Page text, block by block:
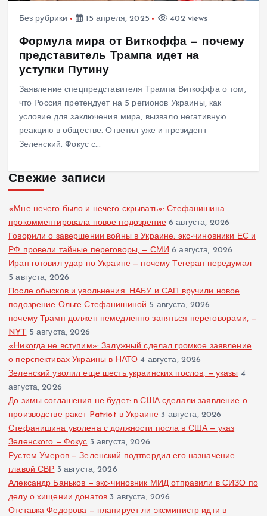
Без рубрики 15 апреля, 2025 402 views
Формула мира от Виткоффа — почему
представитель Трампа идет на
уступки Путину
Заявление спецпредставителя Трампа Виткоффа о том,
что Россия претендует на 5 регионов Украины, как
условие для заключения мира, вызвало негативную
реакцию в обществе. Ответил уже и президент
Зеленский. Фокус с…
Свежие записи
«Мне нечего было и нечего скрывать»: Стефанишина
прокомментировала новое подозрение 6 августа, 2026
Говорили о завершении войны в Украине: экс-чиновники ЕС и
РФ провели тайные переговоры, — СМИ 6 августа, 2026
Иран готовил удар по Украине — почему Тегеран передумал
5 августа, 2026
После обысков и увольнения: НАБУ и САП вручили новое
подозрение Ольге Стефанишиной 5 августа, 2026
почему Трамп должен немедленно заняться переговорами, —
NYT 5 августа, 2026
«Никогда не вступим»: Залужный сделал громкое заявление
о перспективах Украины в НАТО 4 августа, 2026
Зеленский уволил еще шесть украинских послов, — указы 4
августа, 2026
До зимы соглашения не будет: в США сделали заявление о
производстве ракет Patriot в Украине 3 августа, 2026
Стефанишина уволена с должности посла в США — указ
Зеленского — Фокус 3 августа, 2026
Рустем Умеров — Зеленский подтвердил его назначение
главой СВР 3 августа, 2026
Александр Баньков — экс-чиновник МИД отправили в СИЗО по
делу о хищении донатов 3 августа, 2026
Отставка Федорова — планирует ли эксминистр идти в